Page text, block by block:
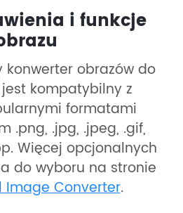
i funkcje
konwerter obrazów do
kompatybilny z
formatami
.png, .jpg, .jpeg, .gif,
Więcej opcjonalnych
do wyboru na stronie
Image Converter.